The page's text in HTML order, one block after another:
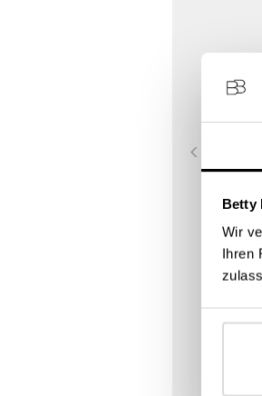
Betty
Wir
Ihren